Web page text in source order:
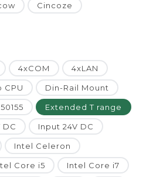
Cincoze
4xCOM 4xLAN
CPU Din-Rail Mount
Extended T range
DC Input 24V DC
Intel Celeron
Core i5 Intel Core i7